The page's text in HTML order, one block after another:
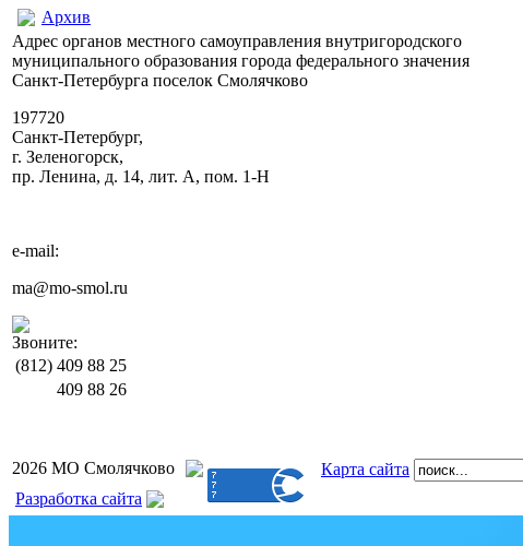
Архив
Адрес органов местного самоуправления внутригородского
муниципального образования города федерального значения
Санкт-Петербурга поселок Смолячково
197720
Санкт-Петербург,
г. Зеленогорск,
пр. Ленина, д. 14, лит. А, пом. 1-Н
e-mail:
ma@mo-smol.ru
Звоните:
(812) 409 88 25
409 88 26
2026 МО Смолячково
Карта сайта
Разработка сайта